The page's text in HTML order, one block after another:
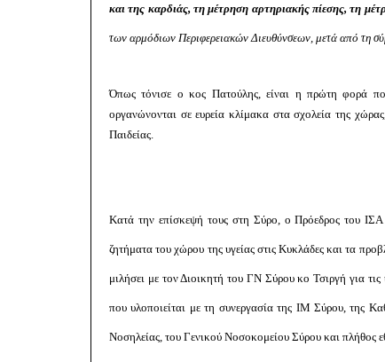
και της καρδιάς, τη μέτρηση αρτηριακής πίεσης, τη
των αρμόδιων Περιφερειακών Διευθύνσεων, μετά από τη
Όπως τόνισε ο κος Πατούλης, είναι η πρώτη φορά
οργανώνονται σε ευρεία κλίμακα στα σχολεία της
Παιδείας.
Κατά την επίσκεψή τους στη Σύρο, ο Πρόεδρος του
ζητήματα του χώρου της υγείας στις Κυκλάδες και τα
μιλήσει με τον Διοικητή του ΓΝ Σύρου κο Τσιργή για
που υλοποιείται με τη συνεργασία της ΙΜ Σύρου, της
Νοσηλείας, του Γενικού Νοσοκομείου Σύρου και πλήθος